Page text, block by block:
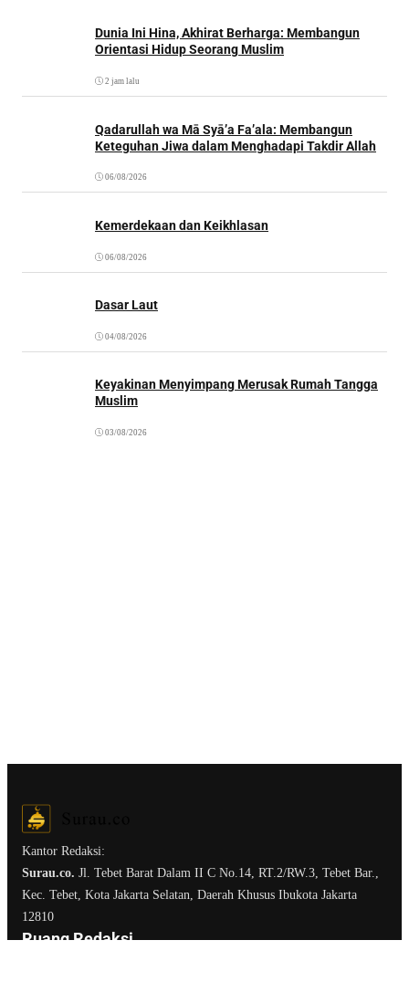
Dunia Ini Hina, Akhirat Berharga: Membangun
Orientasi Hidup Seorang Muslim
2 jam lalu
Qadarullah wa Mā Syā’a Fa’ala: Membangun
Keteguhan Jiwa dalam Menghadapi Takdir Allah
06/08/2026
Kemerdekaan dan Keikhlasan
06/08/2026
Dasar Laut
04/08/2026
Keyakinan Menyimpang Merusak Rumah Tangga
Muslim
03/08/2026
Kantor Redaksi:
Surau.co. Jl. Tebet Barat Dalam II C No.14, RT.2/RW.3, Tebet Bar.,
Kec. Tebet, Kota Jakarta Selatan, Daerah Khusus Ibukota Jakarta
12810
Ruang Redaksi